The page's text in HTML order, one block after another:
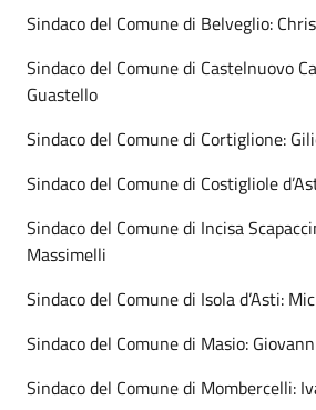
Sindaco del Comune di Belveglio:
Sindaco del Comune di Castelnuovo
Guastello
Sindaco del Comune di Cortiglione:
Sindaco del Comune di Costigliole
Sindaco del Comune di Incisa
Massimelli
Sindaco del Comune di Isola d’Asti:
Sindaco del Comune di Masio:
Sindaco del Comune di Mombercelli: